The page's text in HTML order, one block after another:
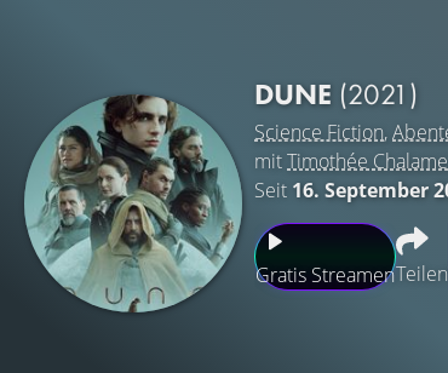
DUNE (2021)
Science Fiction,
mitTimothée
Seit 16. September
Gratis StreamenTeilen